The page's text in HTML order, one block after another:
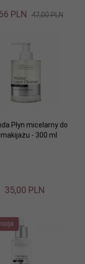
PLN 47,00 PLN
Płyn micelarny do
- 300 ml
35,00 PLN